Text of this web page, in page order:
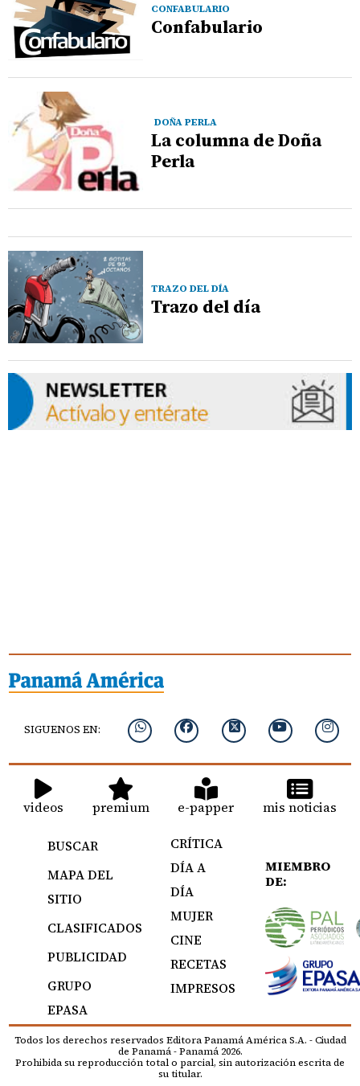
CONFABULARIO
Confabulario
DOÑA PERLA
La columna de Doña
Perla
TRAZO DEL DÍA
Trazo del día
SIGUENOS EN:
videos premium e-papper mis noticias
BUSCAR
MAPA DEL
SITIO
CLASIFICADOS
PUBLICIDAD
GRUPO
EPASA
CRÍTICA
DÍA A
DÍA
MUJER
CINE
RECETAS
IMPRESOS
MIEMBRO
DE:
Todos los derechos reservados Editora Panamá América S.A. - Ciudad
de Panamá - Panamá 2026.
Prohibida su reproducción total o parcial, sin autorización escrita de
su titular.